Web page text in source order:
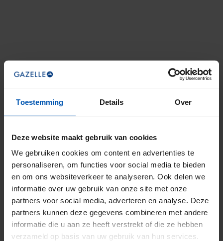
Toestemming Details Over
Deze website maakt gebruik van cookies
We gebruiken cookies om content en advertenties te
personaliseren, om functies voor social media te bieden
en om ons websiteverkeer te analyseren. Ook delen we
informatie over uw gebruik van onze site met onze
partners voor social media, adverteren en analyse. Deze
partners kunnen deze gegevens combineren met andere
informatie die u aan ze heeft verstrekt of die ze hebben
verzameld op basis van uw gebruik van hun services.